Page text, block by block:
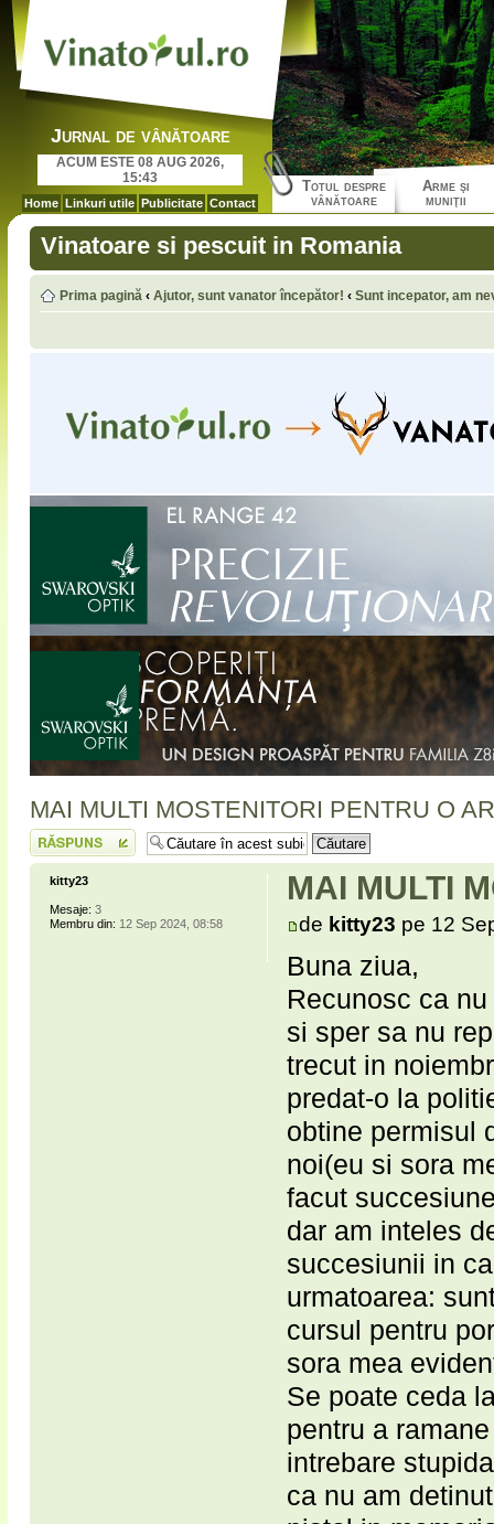
Jurnal de vânătoare
ACUM ESTE 08 AUG 2026,
15:43
Home Linkuri utile Publicitate Contact
Totul despre
vânătoare
Arme şi
muniţii
Vinatoare si pescuit in Romania
Prima pagină ‹ Ajutor, sunt vanator începător! ‹ Sunt incepator, am
MAI MULTI MOSTENITORI PENTRU O
Scrie un răspuns
MAI MULTI
de kitty23 pe 12
Buna ziua,
Recunosc ca
si sper sa nu
trecut in
predat-o la
obtine permisul
noi(eu si sora
facut
dar am inteles
succesiunii in
urmatoarea:
cursul pentru
sora mea
Se poate ceda
pentru a
intrebare
ca nu am
kitty23
Mesaje: 3
Membru din: 12 Sep 2024, 08:58